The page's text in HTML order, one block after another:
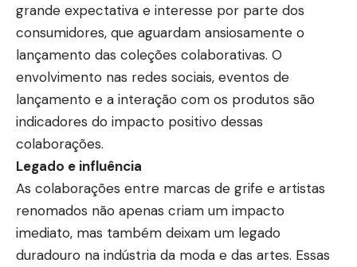
grande expectativa e interesse por parte dos
consumidores, que aguardam ansiosamente o
lançamento das coleções colaborativas. O
envolvimento nas redes sociais, eventos de
lançamento e a interação com os produtos são
indicadores do impacto positivo dessas
colaborações.
Legado e influência
As colaborações entre marcas de grife e artistas
renomados não apenas criam um impacto
imediato, mas também deixam um legado
duradouro na indústria da moda e das artes. Essas